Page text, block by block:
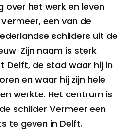
over het werk en leven
een van de
schilders uit de
Zijn naam is sterk
Delft, de stad waar hij in
en waar hij zijn hele
werkte. Het centrum is
schilder Vermeer een
te geven in Delft.